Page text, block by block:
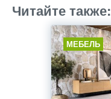
Читайте также:
МЕБЕЛЬ